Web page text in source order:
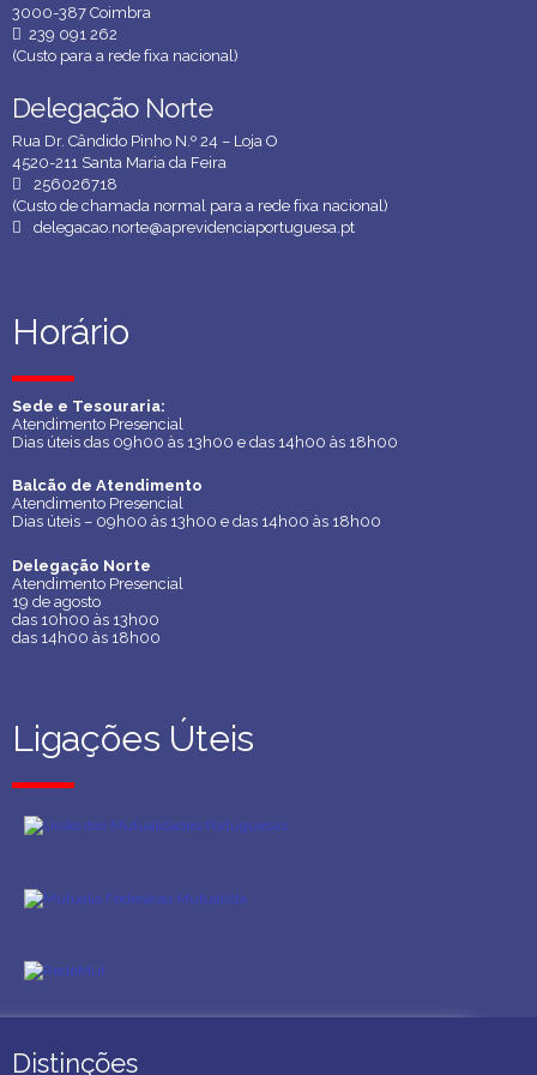
3000-387 Coimbra
239 091 262
(Custo para a rede fixa nacional)
Delegação Norte
Delegação Norte
Rua Dr. Cândido Pinho N.º 24 – Loja O
4520-211 Santa Maria da Feira
256026718
(Custo de chamada normal para a rede fixa nacional)
delegacao.norte@aprevidenciaportuguesa.pt
Horário
Horário
Sede e Tesouraria:
Atendimento Presencial
Dias úteis das 09h00 às 13h00 e das 14h00 às 18h00
Sede e Tesouraria:
Atendimento Presencial
Dias úteis das 09h00 às 13h00 e das 14h00 às 18h00
Balcão de Atendimento
Atendimento Presencial
Dias úteis – 09h00 às 13h00 e das 14h00 às 18h00
Balcão de Atendimento
Atendimento Presencial
Dias úteis – 09h00 às 13h00 e das 14h00 às 18h00
Delegação Norte
Atendimento Presencial
19 de agosto
das 10h00 às 13h00
das 14h00 às 18h00
Delegação Norte
Atendimento Presencial
19 de agosto
das 10h00 às 13h00
das 14h00 às 18h00
Ligações Úteis
Ligações Úteis
Distinções
Distinções